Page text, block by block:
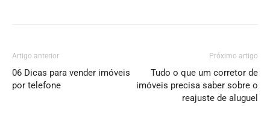
Artigo anterior
06 Dicas para vender imóveis
por telefone
Próximo artigo
Tudo o que um corretor de
imóveis precisa saber sobre o
reajuste de aluguel